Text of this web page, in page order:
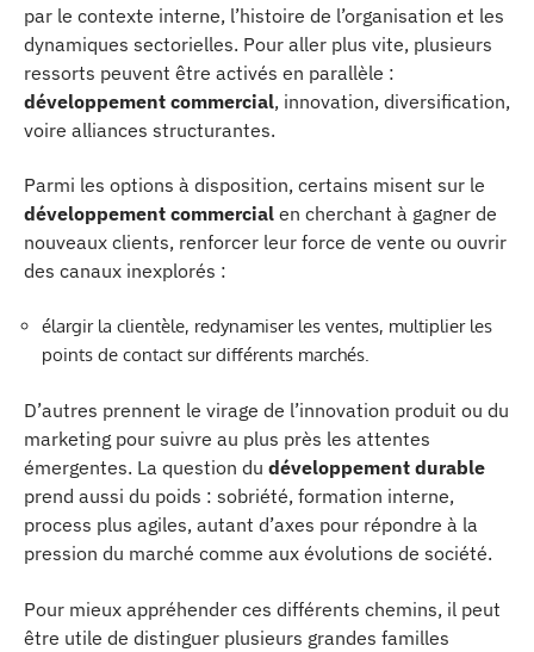
par le contexte interne, l’histoire de l’organisation et les
dynamiques sectorielles. Pour aller plus vite, plusieurs
ressorts peuvent être activés en parallèle :
développement commercial, innovation, diversification,
voire alliances structurantes.
Parmi les options à disposition, certains misent sur le
développement commercial en cherchant à gagner de
nouveaux clients, renforcer leur force de vente ou ouvrir
des canaux inexplorés :
élargir la clientèle, redynamiser les ventes, multiplier les
points de contact sur différents marchés.
D’autres prennent le virage de l’innovation produit ou du
marketing pour suivre au plus près les attentes
émergentes. La question du développement durable
prend aussi du poids : sobriété, formation interne,
process plus agiles, autant d’axes pour répondre à la
pression du marché comme aux évolutions de société.
Pour mieux appréhender ces différents chemins, il peut
être utile de distinguer plusieurs grandes familles